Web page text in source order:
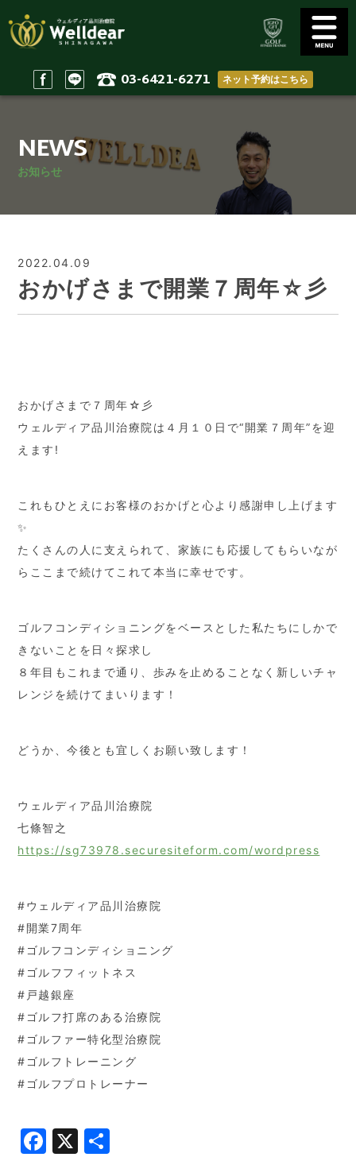
03-6421-6271 ネット予約はこちら
Staff
スタッフ
Access
アクセス
Home
ホーム
NEWS
お知らせ
2022.04.09
おかげさまで開業７周年☆彡
おかげさまで７周年☆彡
ウェルディア品川治療院は４月１０日で“開業７周年”を迎
えます!
これもひとえにお客様のおかげと心より感謝申し上げます
✨
たくさんの人に支えられて、家族にも応援してもらいなが
らここまで続けてこれて本当に幸せです。
ゴルフコンディショニングをベースとした私たちにしかで
きないことを日々探求し
８年目もこれまで通り、歩みを止めることなく新しいチャ
レンジを続けてまいります！
どうか、今後とも宜しくお願い致します！
ウェルディア品川治療院
七條智之
https://sg73978.securesiteform.com/wordpress
#ウェルディア品川治療院
#開業7周年
#ゴルフコンディショニング
#ゴルフフィットネス
#戸越銀座
#ゴルフ打席のある治療院
#ゴルファー特化型治療院
#ゴルフトレーニング
#ゴルフプロトレーナー
Facebook
X